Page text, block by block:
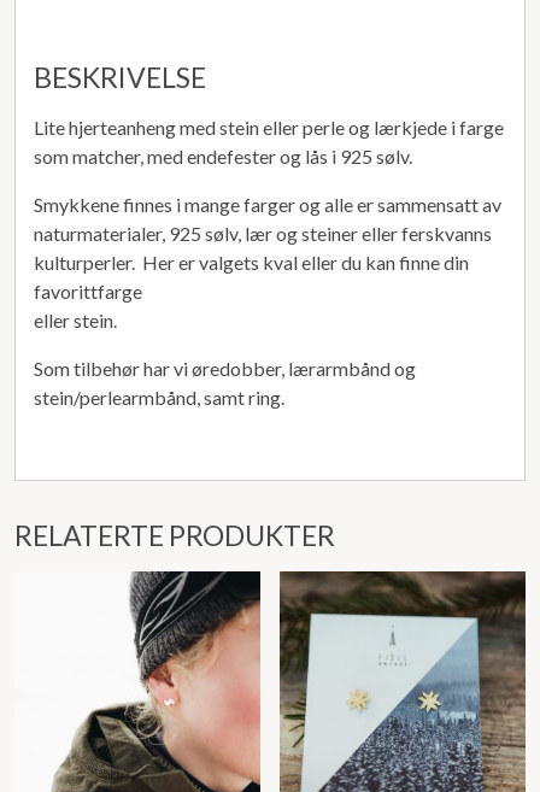
BESKRIVELSE
Lite hjerteanheng med stein eller perle og lærkjede i farge
som matcher, med endefester og lås i 925 sølv.
Smykkene finnes i mange farger og alle er sammensatt av
naturmaterialer, 925 sølv, lær og steiner eller ferskvanns
kulturperler. Her er valgets kval eller du kan finne din
favorittfarge
eller stein.
Som tilbehør har vi øredobber, lærarmbånd og
stein/perlearmbånd, samt ring.
RELATERTE PRODUKTER